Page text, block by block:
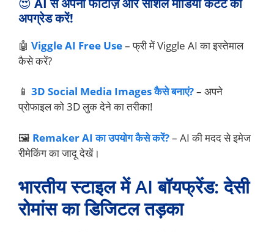
अपग्रेड करें!
🤖 Viggle AI Free Use– फ्री में Viggle AI का इस्तेमाल
कैसे करें?
📱 3D Social Media Images कैसे बनाएं?– अपने
प्रोफाइल को 3D लुक देने का तरीका!
🖼️ Remaker AI का उपयोग कैसे करें?– AI की मदद से इमेज
रीमेकिंग का जादू देखें।
भारतीय स्टाइल में AI बॉयफ्रेंड: देसी
रोमांस का डिजिटल तड़का